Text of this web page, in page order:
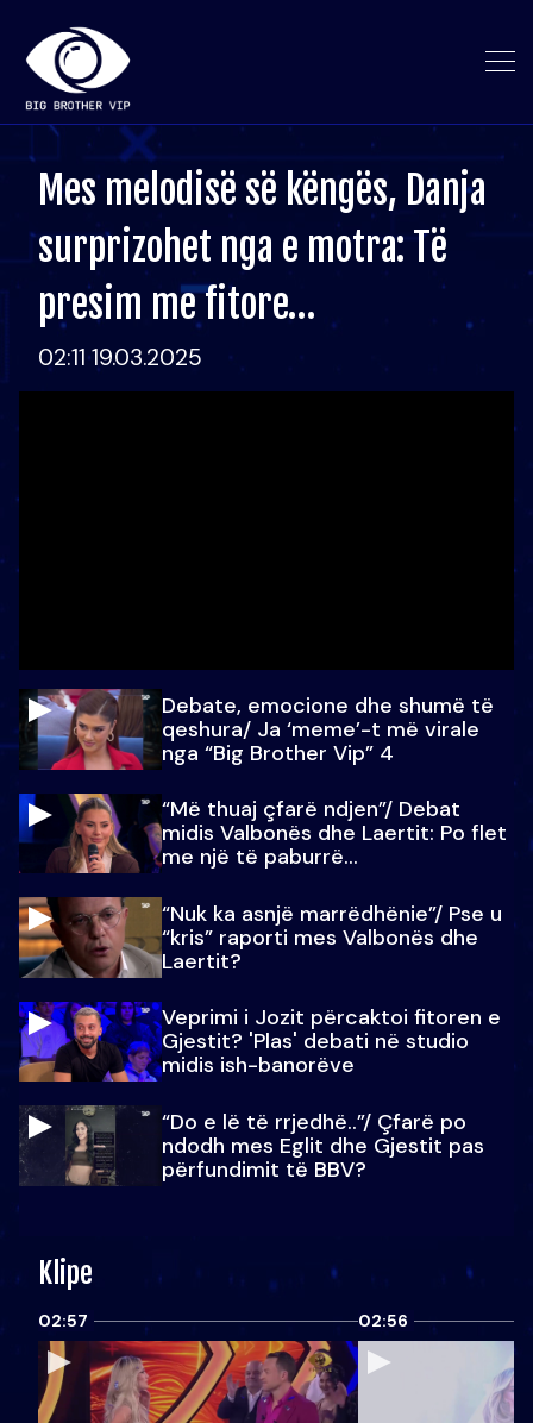
Mes melodisë së këngës, Danja
surprizohet nga e motra: Të
presim me fitore…
02:11 19.03.2025
Debate, emocione dhe shumë të
qeshura/ Ja ‘meme’-t më virale
nga “Big Brother Vip” 4
“Më thuaj çfarë ndjen”/ Debat
midis Valbonës dhe Laertit: Po flet
me një të paburrë...
“Nuk ka asnjë marrëdhënie”/ Pse u
“kris” raporti mes Valbonës dhe
Laertit?
Veprimi i Jozit përcaktoi fitoren e
Gjestit? 'Plas' debati në studio
midis ish-banorëve
“Do e lë të rrjedhë..”/ Çfarë po
ndodh mes Eglit dhe Gjestit pas
përfundimit të BBV?
Klipe
02:57 02:56